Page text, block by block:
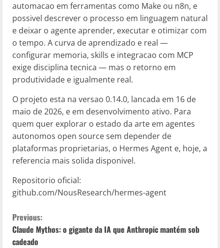
automacao em ferramentas como Make ou n8n, e
possivel descrever o processo em linguagem natural
e deixar o agente aprender, executar e otimizar com
o tempo. A curva de aprendizado e real —
configurar memoria, skills e integracao com MCP
exige disciplina tecnica — mas o retorno em
produtividade e igualmente real.
O projeto esta na versao 0.14.0, lancada em 16 de
maio de 2026, e em desenvolvimento ativo. Para
quem quer explorar o estado da arte em agentes
autonomos open source sem depender de
plataformas proprietarias, o Hermes Agent e, hoje, a
referencia mais solida disponivel.
Repositorio oficial:
github.com/NousResearch/hermes-agent
C
o
Previous:
Claude Mythos: o gigante da IA que Anthropic mantém sob
cadeado